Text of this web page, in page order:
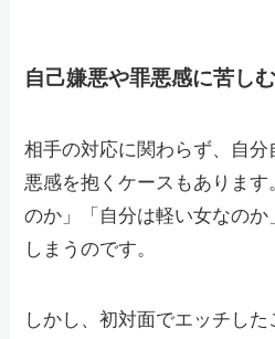
自己嫌悪や罪悪感に苦しむ
相手の対応に関わらず、自
悪感を抱くケースもありま
のか」「自分は軽い女なの
しまうのです。
しかし、初対面でエッチし